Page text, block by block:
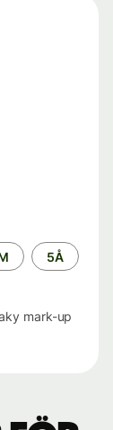
5Å
mark-up